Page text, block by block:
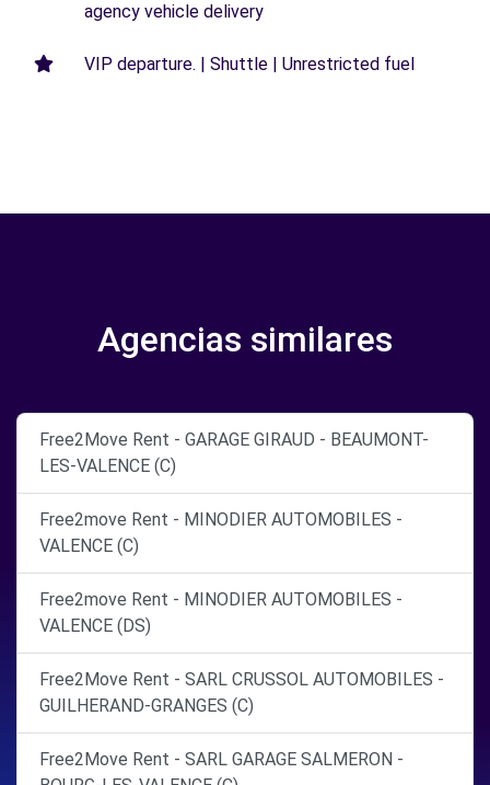
agency vehicle delivery
VIP departure. | Shuttle | Unrestricted fuel
Agencias similares
Free2Move Rent - GARAGE GIRAUD - BEAUMONT-
LES-VALENCE (C)
Free2move Rent - MINODIER AUTOMOBILES -
VALENCE (C)
Free2move Rent - MINODIER AUTOMOBILES -
VALENCE (DS)
Free2Move Rent - SARL CRUSSOL AUTOMOBILES -
GUILHERAND-GRANGES (C)
Free2Move Rent - SARL GARAGE SALMERON -